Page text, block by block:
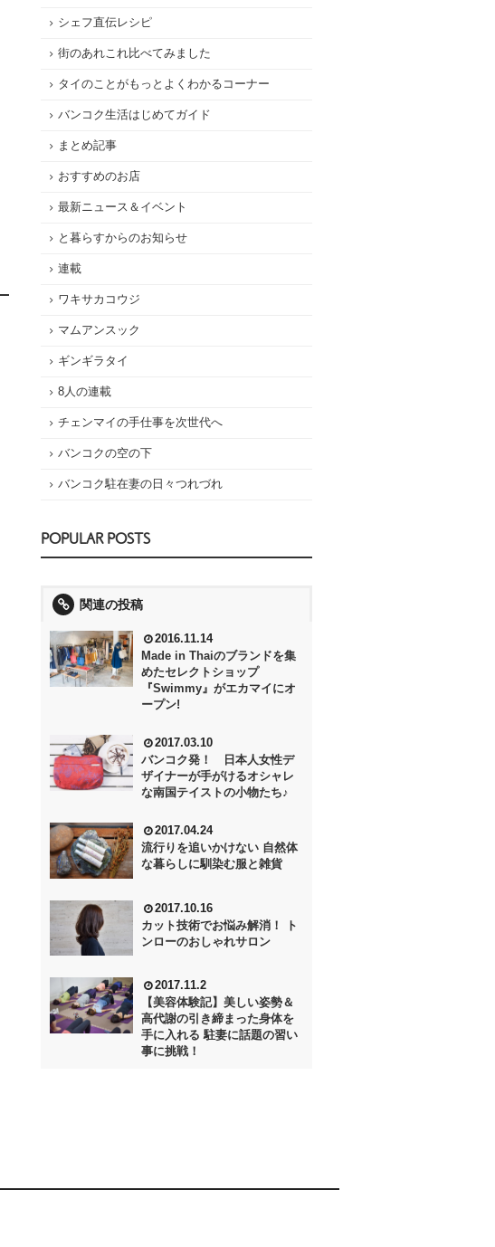
シェフ直伝レシピ
街のあれこれ比べてみました
タイのことがもっとよくわかるコーナー
バンコク生活はじめてガイド
まとめ記事
おすすめのお店
最新ニュース＆イベント
と暮らすからのお知らせ
連載
ワキサカコウジ
マムアンスック
ギンギラタイ
8人の連載
チェンマイの手仕事を次世代へ
バンコクの空の下
バンコク駐在妻の日々つれづれ
POPULAR POSTS
関連の投稿
2016.11.14
Made in Thaiのブランドを集
めたセレクトショップ
『Swimmy』がエカマイにオ
ープン!
2017.03.10
バンコク発！ 日本人女性デ
ザイナーが手がけるオシャレ
な南国テイストの小物たち♪
2017.04.24
流行りを追いかけない 自然体
な暮らしに馴染む服と雑貨
2017.10.16
カット技術でお悩み解消！ ト
ンローのおしゃれサロン
2017.11.2
【美容体験記】美しい姿勢＆
高代謝の引き締まった身体を
手に入れる 駐妻に話題の習い
事に挑戦！